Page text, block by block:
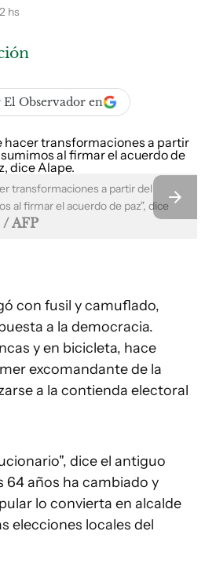
hs
El Observador en
transformaciones a partir del
al firmar el acuerdo de paz", dice
AFP
con fusil y camuflado,
a la democracia.
y en bicicleta, hace
excomandante de la
a la contienda electoral
dice el antiguo
64 años ha cambiado y
lo convierta en alcalde
elecciones locales del